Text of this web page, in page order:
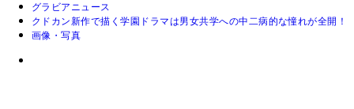
グラビアニュース
クドカン新作で描く学園ドラマは男女共学への中二病的な憧れが全開！
画像・写真